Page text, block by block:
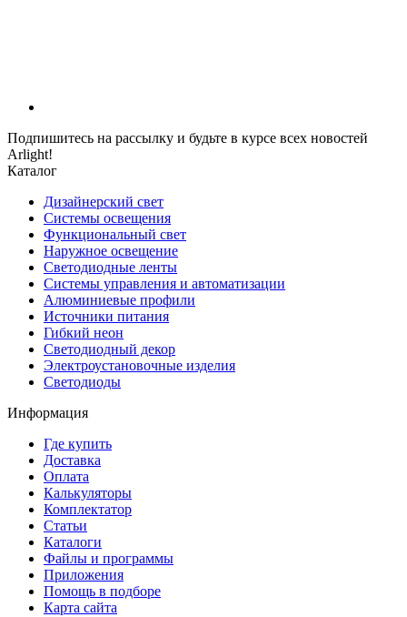
Подпишитесь на рассылку и будьте в курсе всех новостей
Arlight!
Каталог
Дизайнерский свет
Системы освещения
Функциональный свет
Наружное освещение
Светодиодные ленты
Системы управления и автоматизации
Алюминиевые профили
Источники питания
Гибкий неон
Светодиодный декор
Электроустановочные изделия
Светодиоды
Информация
Где купить
Доставка
Оплата
Калькуляторы
Комплектатор
Статьи
Каталоги
Файлы и программы
Приложения
Помощь в подборе
Карта сайта